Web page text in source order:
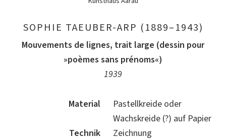
SOPHIE TAEUBER-ARP (1889–1943)
Mouvements de lignes, trait large (dessin pour
»poèmes sans prénoms«)
1939
Material
Pastellkreide oder
Wachskreide (?) auf Papier
Technik
Zeichnung